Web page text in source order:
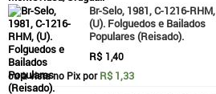
Br-Selo, 1981, C-1216-RHM,
(U). Folguedos e Bailados
Populares (Reisado).
R$ 1,40
ou à vista no Pix porR$ 1,33